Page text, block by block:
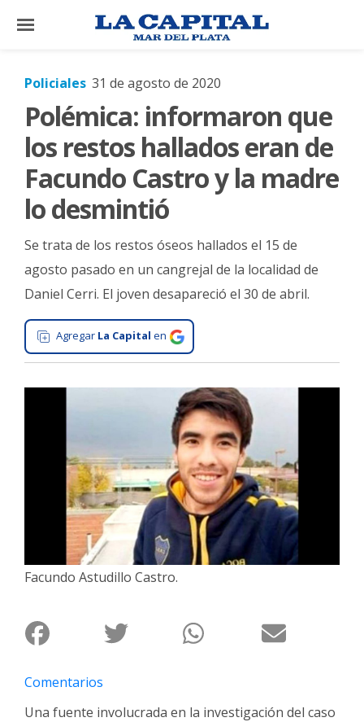
×
El
País
El
Mundo
La
Cultura
Tecnología
Gastronomía
Salud
Interés
Deportes
Espectáculos
Policiales
Fotos
Familia
Clasificados
Policiales 31 de agosto de 2020
Polémica: informaron que
los restos hallados eran de
Facundo Castro y la madre
lo desmintió
Se trata de los restos óseos hallados el 15 de
agosto pasado en un cangrejal de la localidad de
Daniel Cerri. El joven desapareció el 30 de abril.
Agregar La Capital en
Facundo Astudillo Castro.
Comentarios
Una fuente involucrada en la investigación del caso